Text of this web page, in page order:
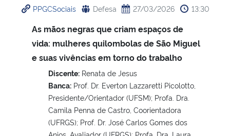
Ministério da Cidadania
Ministério de Minas e Energia
Ministério da Ciência, Tecnologia, Inovações e Comunicações
PPGCSociais Defesa 27/03/2026 13:30
As mãos negras que criam espaços de
vida: mulheres quilombolas de São Miguel
e suas vivências em torno do trabalho
Discente: Renata de Jesus
Banca: Prof. Dr. Everton Lazzaretti Picolotto,
Presidente/Orientador (UFSM); Profa. Dra.
Camila Penna de Castro, Coorientadora
(UFRGS); Prof. Dr. José Carlos Gomes dos
Anjos, Avaliador (UFRGS); Profa. Dra. Laura